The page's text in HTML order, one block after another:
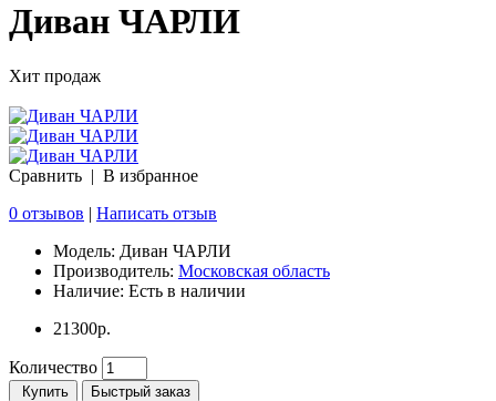
Диван ЧАРЛИ
Хит продаж
Сравнить | В избранное
0 отзывов | Написать отзыв
Модель: Диван ЧАРЛИ
Производитель: Московская область
Наличие: Есть в наличии
21300р.
Количество
Купить Быстрый заказ